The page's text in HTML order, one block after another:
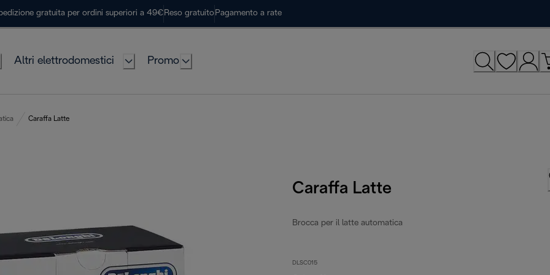
gratuita per ordini superiori a 49€ Reso gratuito Pagamento a rate
Altri elettrodomestici Promo
Caraffa Latte
Caraffa Latte
Brocca per il latte automatica
DLSC015